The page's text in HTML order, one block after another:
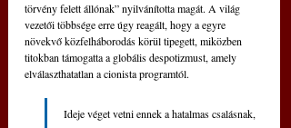
törvény felett állónak” nyilvánította magát. A világ
vezetői többsége erre úgy reagált, hogy a egyre
növekvő közfelháborodás körül tipegett, miközben
titokban támogatta a globális despotizmust, amely
elválaszthatatlan a cionista programtól.
Ideje véget vetni ennek a hatalmas csalásnak,